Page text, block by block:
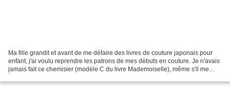
Ma fille grandit et avant de me défaire des livres de couture japonais pour
enfant, j'ai voulu reprendre les patrons de mes débuts en couture. Je n'avais
jamais fait ce chemisier (modèle C du livre Mademoiselle), même s'il me